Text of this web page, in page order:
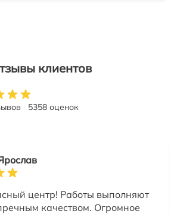
клиентов
5358 оценок
центр! Работы выполняют
качеством. Огромное